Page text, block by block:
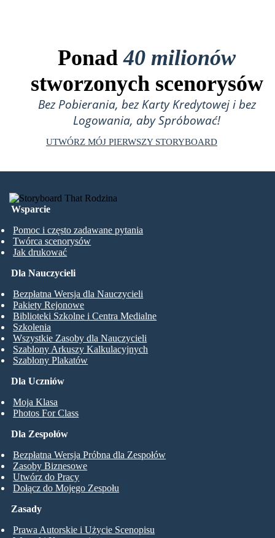
Ponad40 milionów
stworzonych scenorysów
Bez Pobierania, bez Karty Kredytowej i bez
Logowania, aby Spróbować!
UTWÓRZ MÓJ PIERWSZY STORYBOARD
Wsparcie
Pomoc i często zadawane pytania
Twórca scenorysów
Jak drukować
Dla Uczniów
Moja Klasa
Photos For Class
Dla Nauczycieli
Bezpłatna Wersja dla Nauczycieli
Pakiety Rejonowe
Biblioteki Szkolne i Centra Medialne
Szkolenia
Wszystkie Zasoby dla Nauczycieli
Szablony Arkuszy Kalkulacyjnych
Szablony Plakatów
Dla Zespołów
Bezpłatna Wersja Próbna dla Zespołów
Zasoby Biznesowe
Utwórz do Pracy
Dołącz do Mojego Zespołu
Zasady
Prawa Autorskie i Użycie Scenopisu